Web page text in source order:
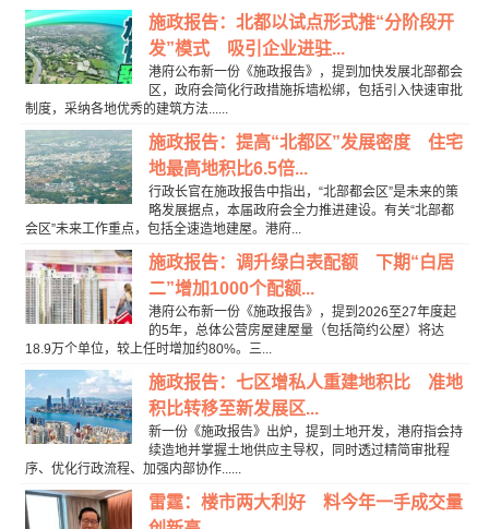
施政报告：北都以试点形式推“分阶段开
发”模式 吸引企业进驻...
港府公布新一份《施政报告》，提到加快发展北部都会
区，政府会简化行政措施拆墙松绑，包括引入快速审批
制度，采纳各地优秀的建筑方法......
施政报告：提高“北都区”发展密度 住宅
地最高地积比6.5倍...
行政长官在施政报告中指出，“北部都会区”是未来的策
略发展据点，本届政府会全力推进建设。有关“北部都
会区”未来工作重点，包括全速造地建屋。港府...
施政报告：调升绿白表配额 下期“白居
二”增加1000个配额...
港府公布新一份《施政报告》，提到2026至27年度起
的5年，总体公营房屋建屋量（包括简约公屋）将达
18.9万个单位，较上任时增加约80%。三...
施政报告：七区增私人重建地积比 准地
积比转移至新发展区...
新一份《施政报告》出炉，提到土地开发，港府指会持
续造地并掌握土地供应主导权，同时透过精简审批程
序、优化行政流程、加强内部协作......
雷霆：楼市两大利好 料今年一手成交量